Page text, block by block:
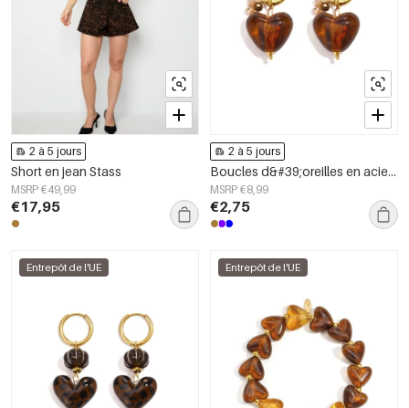
2 à 5 jours
Short en jean Stass
MSRP €49,99
€17,95
2 à 5 jours
Boucles d&#39;oreilles en acier inoxydable avec perles en forme de cœur, collection Daily Simple, bijoux pour femmes
MSRP €8,99
€2,75
Entrepôt de l'UE Entrepôt de l'UE